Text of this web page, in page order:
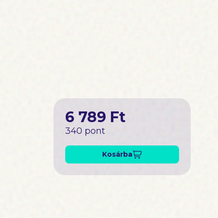
6 789 Ft
340 pont
Kosárba